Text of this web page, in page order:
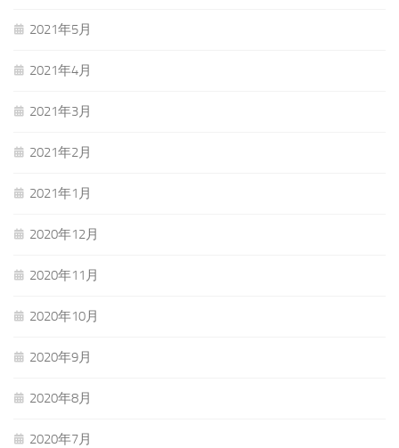
2021年5月
2021年4月
2021年3月
2021年2月
2021年1月
2020年12月
2020年11月
2020年10月
2020年9月
2020年8月
2020年7月